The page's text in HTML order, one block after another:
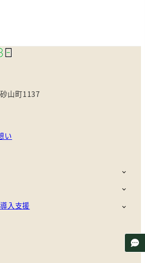
山町1137
い
入支援